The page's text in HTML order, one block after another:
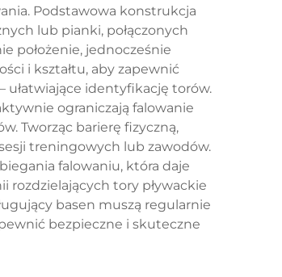
Podstawowa konstrukcja
lub pianki, połączonych
położenie, jednocześnie
i kształtu, aby zapewnić
ułatwiające identyfikację torów.
ograniczają falowanie
Tworząc barierę fizyczną,
treningowych lub zawodów.
falowaniu, która daje
rozdzielających tory pływackie
basen muszą regularnie
bezpieczne i skuteczne